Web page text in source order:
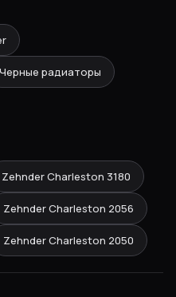
Черные радиаторы
Zehnder Charleston 3180
Zehnder Charleston 2056
Zehnder Charleston 2050